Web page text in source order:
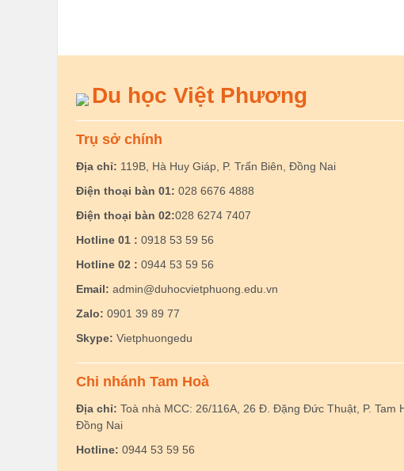
Du học Việt Phương
Trụ sở chính
Địa chỉ: 119B, Hà Huy Giáp, P. Trấn Biên, Đồng Nai
Điện thoại bàn 01: 028 6676 4888
Điện thoại bàn 02:028 6274 7407
Hotline 01 : 0918 53 59 56
Hotline 02 : 0944 53 59 56
Email: admin@duhocvietphuong.edu.vn
Zalo: 0901 39 89 77
Skype: Vietphuongedu
Chi nhánh Tam Hoà
Địa chỉ: Toà nhà MCC: 26/116A, 26 Đ. Đặng Đức Thuật, P. Tam
Đồng Nai
Hotline: 0944 53 59 56